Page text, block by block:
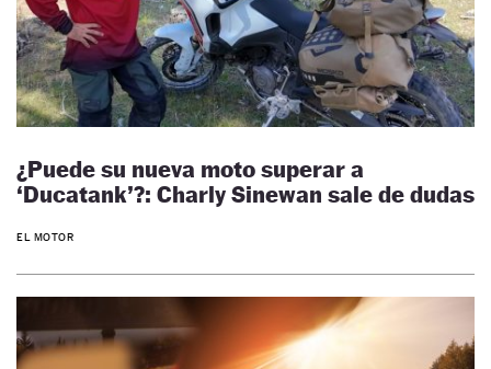
¿Puede su nueva moto superar a
‘Ducatank’?: Charly Sinewan sale de dudas
EL MOTOR